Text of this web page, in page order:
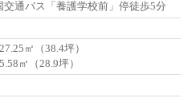
通バス「養護学校前」停徒歩5分
㎡（38.4坪）
㎡（28.9坪）